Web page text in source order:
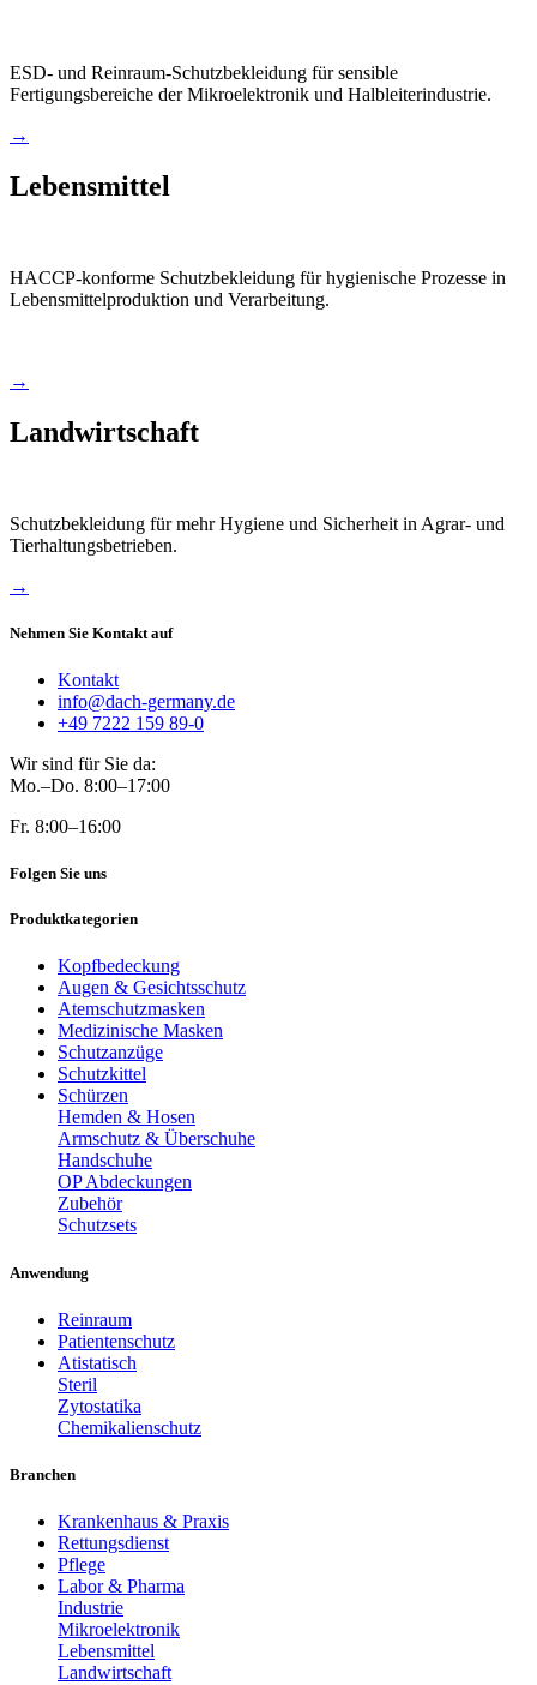
ESD- und Reinraum-Schutzbekleidung für sensible
Fertigungsbereiche der Mikroelektronik und Halbleiterindustrie.
→
Lebensmittel
HACCP-konforme Schutzbekleidung für hygienische Prozesse in
Lebensmittelproduktion und Verarbeitung.
→
Landwirtschaft
Schutzbekleidung für mehr Hygiene und Sicherheit in Agrar- und
Tierhaltungsbetrieben.
→
Nehmen Sie Kontakt auf
Kontakt
info@dach-germany.de
+49 7222 159 89-0
Wir sind für Sie da:
Mo.–Do. 8:00–17:00
Fr. 8:00–16:00
Folgen Sie uns
Produktkategorien
Kopfbedeckung
Augen & Gesichtsschutz
Atemschutzmasken
Medizinische Masken
Schutzanzüge
Schutzkittel
Schürzen
Hemden & Hosen
Armschutz & Überschuhe
Handschuhe
OP Abdeckungen
Zubehör
Schutzsets
Anwendung
Reinraum
Patientenschutz
Atistatisch
Steril
Zytostatika
Chemikalienschutz
Branchen
Krankenhaus & Praxis
Rettungsdienst
Pflege
Labor & Pharma
Industrie
Mikroelektronik
Lebensmittel
Landwirtschaft